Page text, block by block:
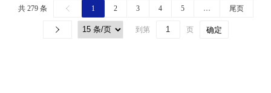
定量评价环境空气质量优劣的重要指标。指数数值越小，代
表空气质量越高。主要污染物包括：PM2.5、PM10、SO2
共 279 条 1 2 3 4 5 … 尾页
到第 页 确定